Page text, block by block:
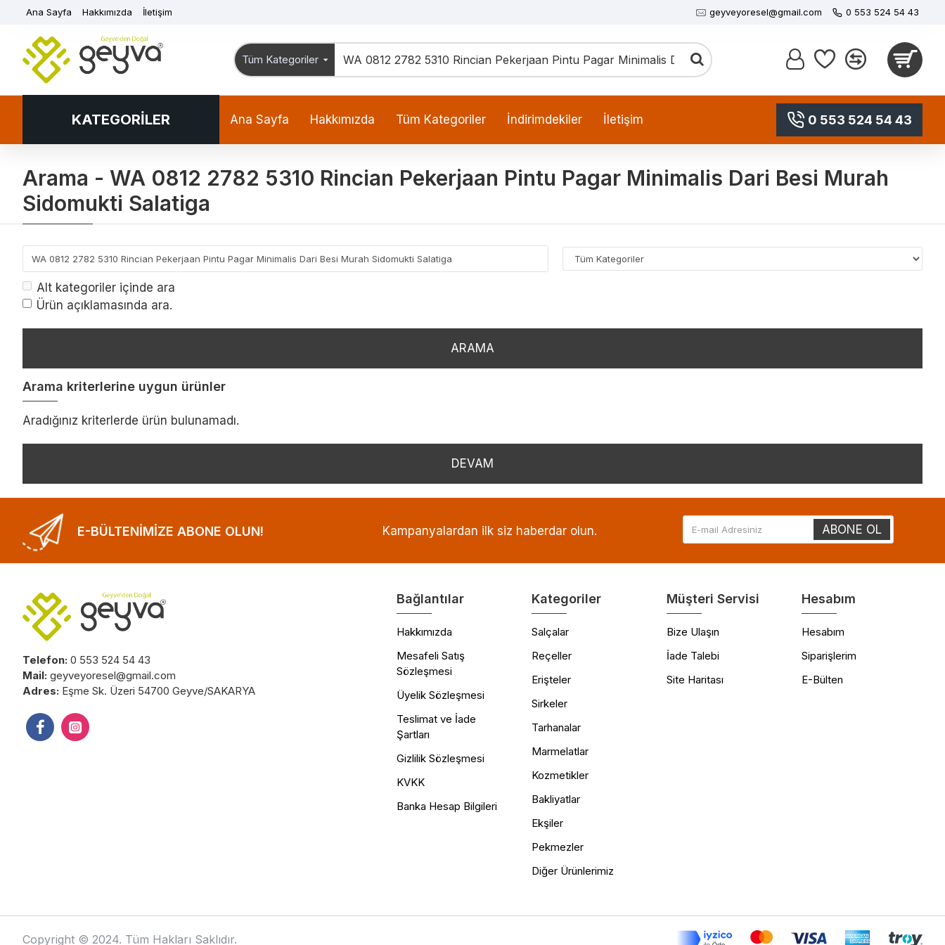
Ana Sayfa Hakkımızda İletişim geyveyoresel@gmail.com 0 553 524 54 43
Tüm Kategoriler
KATEGORİLER Ana Sayfa Hakkımızda Tüm Kategoriler İndirimdekiler İletişim 0 553 524 54 43
Arama - WA 0812 2782 5310 Rincian Pekerjaan Pintu Pagar Minimalis Dari Besi Murah
Sidomukti Salatiga
Alt kategoriler içinde ara
Ürün açıklamasında ara.
ARAMA
Arama kriterlerine uygun ürünler
Aradığınız kriterlerde ürün bulunamadı.
DEVAM
E-BÜLTENIMIZE ABONE OLUN! Kampanyalardan ilk siz haberdar olun. ABONE OL
Telefon: 0 553 524 54 43
Mail: geyveyoresel@gmail.com
Adres: Eşme Sk. Üzeri 54700 Geyve/SAKARYA
Bağlantılar
Hakkımızda
Mesafeli Satış
Sözleşmesi
Üyelik Sözleşmesi
Teslimat ve İade
Şartları
Gizlilik Sözleşmesi
KVKK
Banka Hesap Bilgileri
Kategoriler
Salçalar
Reçeller
Erişteler
Sirkeler
Tarhanalar
Marmelatlar
Kozmetikler
Bakliyatlar
Ekşiler
Pekmezler
Diğer Ürünlerimiz
Müşteri Servisi
Bize Ulaşın
İade Talebi
Site Haritası
Hesabım
Hesabım
Siparişlerim
E-Bülten
Copyright © 2024. Tüm Hakları Saklıdır.